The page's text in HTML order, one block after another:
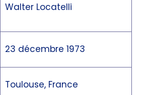
Walter Locatelli
23 décembre 1973
Toulouse, France